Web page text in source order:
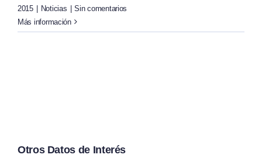
2015
Noticias
Sin comentarios
Más información
Otros Datos de Interés